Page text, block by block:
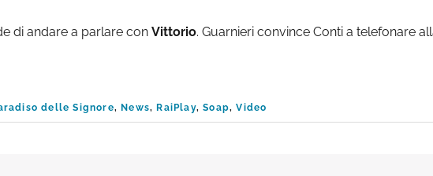
di andare a parlare con Vittorio. Guarnieri convince Conti a telefonare
delle Signore, News, RaiPlay,Soap,Video